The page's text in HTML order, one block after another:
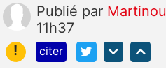
Publié par Martinou
11h37
!
citer